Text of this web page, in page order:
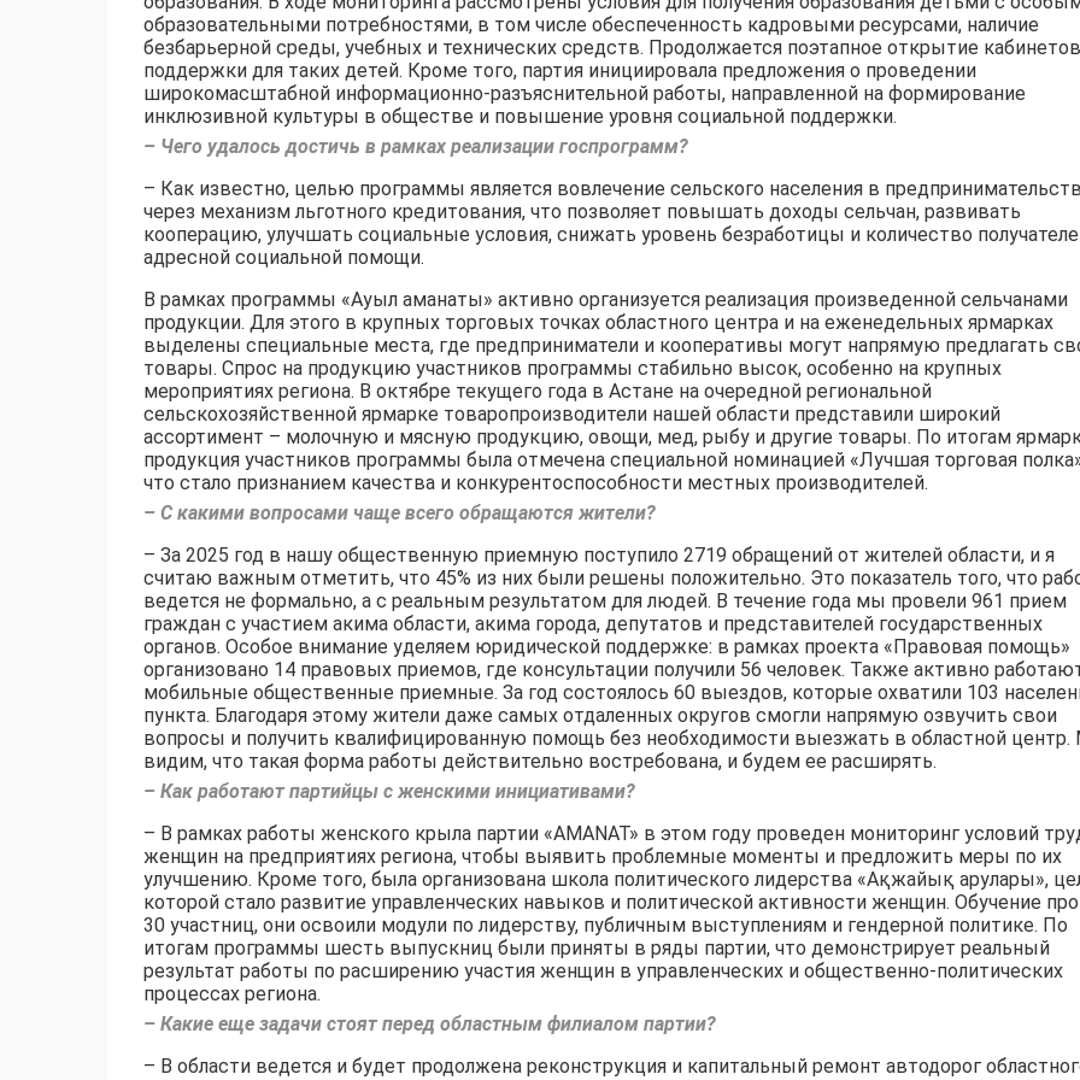
образовательными потребностями, в том числе обеспеченность кадровыми ресурсами, наличие
безбарьерной среды, учебных и технических средств. Продолжается поэтапное открытие кабинетов
поддержки для таких детей. Кроме того, партия инициировала предложения о проведении
широкомасштабной информационно-разъяснительной работы, направленной на формирование
инклюзивной культуры в обществе и повышение уровня социальной поддержки.
– Чего удалось достичь в рамках реализации госпрограмм?
– Как известно, целью программы является вовлечение сельского населения в
через механизм льготного кредитования, что позволяет повышать доходы сельчан, развивать
кооперацию, улучшать социальные условия, снижать уровень безработицы и количество
адресной социальной помощи.
В рамках программы «Ауыл аманаты» активно организуется реализация произведенной сельчанами
продукции. Для этого в крупных торговых точках областного центра и на еженедельных ярмарках
выделены специальные места, где предприниматели и кооперативы могут напрямую предлагать
товары. Спрос на продукцию участников программы стабильно высок, особенно на крупных
мероприятиях региона. В октябре текущего года в Астане на очередной региональной
сельскохозяйственной ярмарке товаропроизводители нашей области представили широкий
ассортимент – молочную и мясную продукцию, овощи, мед, рыбу и другие товары. По итогам
продукция участников программы была отмечена специальной номинацией «Лучшая торговая
что стало признанием качества и конкурентоспособности местных производителей.
– С какими вопросами чаще всего обращаются жители?
– За 2025 год в нашу общественную приемную поступило 2719 обращений от жителей области, и я
считаю важным отметить, что 45% из них были решены положительно. Это показатель того, что
ведется не формально, а с реальным результатом для людей. В течение года мы провели 961 прием
граждан с участием акима области, акима города, депутатов и представителей государственных
органов. Особое внимание уделяем юридической поддержке: в рамках проекта «Правовая помощь»
организовано 14 правовых приемов, где консультации получили 56 человек. Также активно
мобильные общественные приемные. За год состоялось 60 выездов, которые охватили 103
пункта. Благодаря этому жители даже самых отдаленных округов смогли напрямую озвучить свои
вопросы и получить квалифицированную помощь без необходимости выезжать в областной
видим, что такая форма работы действительно востребована, и будем ее расширять.
– Как работают партийцы с женскими инициативами?
– В рамках работы женского крыла партии «AMANAT» в этом году проведен мониторинг условий
женщин на предприятиях региона, чтобы выявить проблемные моменты и предложить меры по их
улучшению. Кроме того, была организована школа политического лидерства «Ақжайық арулары»,
которой стало развитие управленческих навыков и политической активности женщин. Обучение
30 участниц, они освоили модули по лидерству, публичным выступлениям и гендерной политике. По
итогам программы шесть выпускниц были приняты в ряды партии, что демонстрирует реальный
результат работы по расширению участия женщин в управленческих и общественно-политических
процессах региона.
– Какие еще задачи стоят перед областным филиалом партии?
– В области ведется и будет продолжена реконструкция и капитальный ремонт автодорог